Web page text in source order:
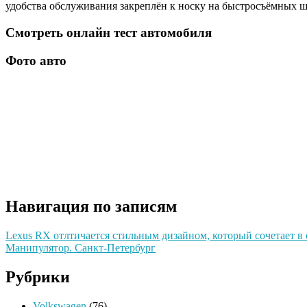
удобства обслуживания закреплён к носку на быстросъёмных
Смотреть онлайн тест автомобиля
Фото авто
Навигация по записям
Lexus RX отлтичается стильным дизайном, который сочетает
Манипулятор. Санкт-Петербург
Рубрики